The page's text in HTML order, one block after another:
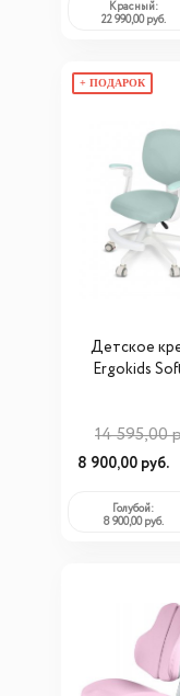
Красный:
22 990,00 руб.
+ ПОДАРОК
Детское
Ergokids
14 595,00
8 900,00 руб.
Голубой:
8 900,00 руб.